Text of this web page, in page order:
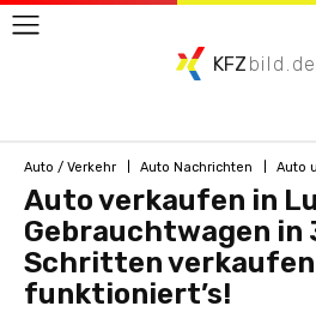
KFZ bild.de
Auto / Verkehr Auto Nachrichten Auto
Auto verkaufen in
Gebrauchtwagen in
Schritten verkaufen
funktioniert’s!